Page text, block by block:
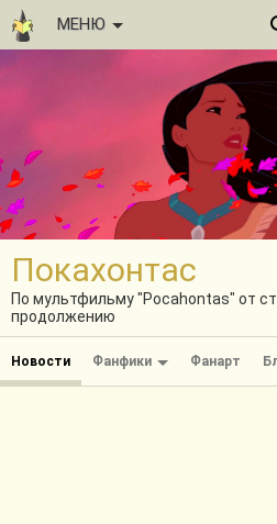
МЕНЮ
Покахонтас
По мультфильму "Pocahontas" от
продолжению
Новости Фанфики Фанарт